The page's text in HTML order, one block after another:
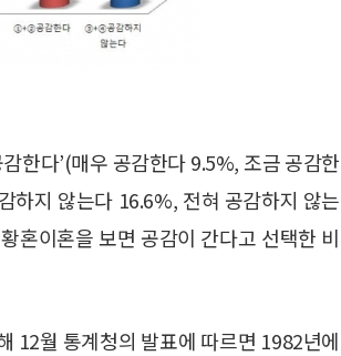
한다’(매우 공감한다 9.5%, 조금 공감한
하지 않는다 16.6%, 전혀 공감하지 않는
혼이혼을 보면 공감이 간다고 선택한 비
12월 통계청의 발표에 따르면 1982년에